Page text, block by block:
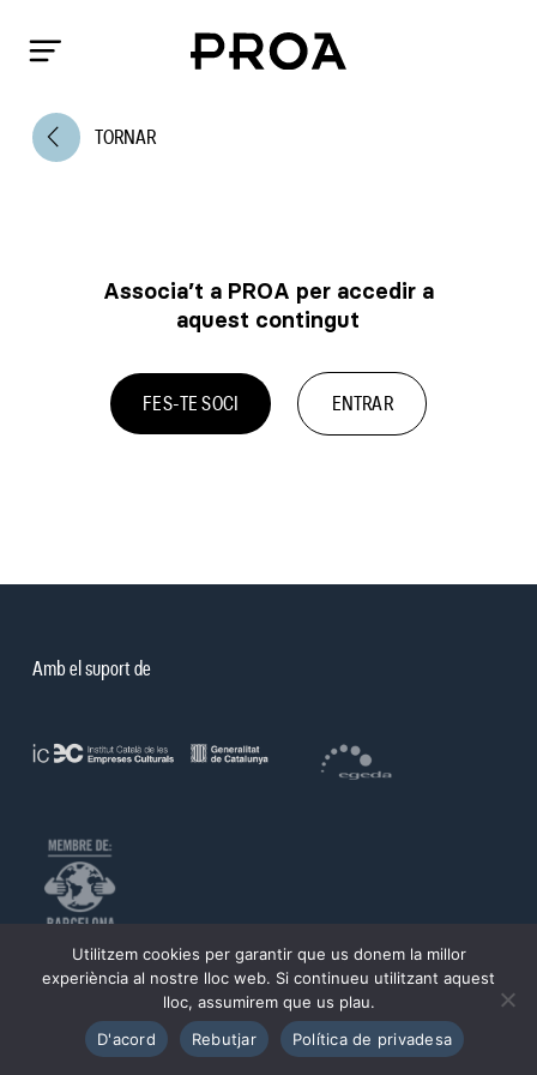
arrow_back_ios TORNAR
Associa’t a PROA per accedir a
aquest contingut
FES-TE SOCI ENTRAR
Amb el suport de
©PROA 2026.
Política de privadesa Avís legal
Utilitzem cookies per garantir que us donem la millor
experiència al nostre lloc web. Si continueu utilitzant aquest
lloc, assumirem que us plau.
D'acord
Rebutjar Política de privadesa